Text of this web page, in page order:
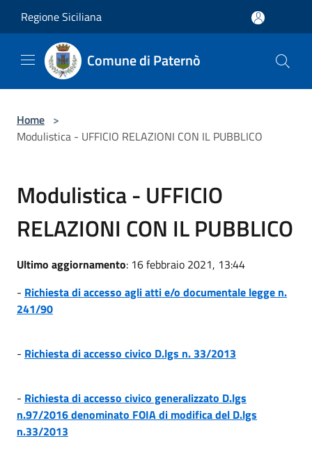
Regione Siciliana
Comune di Paternò
Home >
Modulistica - UFFICIO RELAZIONI CON IL PUBBLICO
Modulistica - UFFICIO
RELAZIONI CON IL PUBBLICO
Ultimo aggiornamento: 16 febbraio 2021, 13:44
- Richiesta di accesso agli atti e/o documentale legge n.
241/90
- Richiesta di accesso civico D.lgs n. 33/2013
- Richiesta di accesso civico generalizzato D.lgs
n.97/2016 denominato FOIA di modifica del D.lgs
n.33/2013